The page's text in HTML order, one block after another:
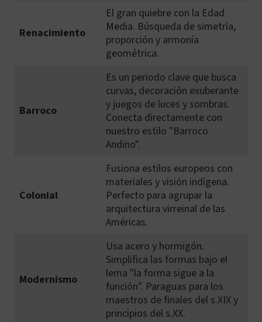
Renacimiento
El gran quiebre con la Edad
Media. Búsqueda de simetría,
proporción y armonía
geométrica.
Barroco
Es un periodo clave que busca
curvas, decoración exuberante
y juegos de luces y sombras.
Conecta directamente con
nuestro estilo "Barroco
Andino".
Colonial
Fusiona estilos europeos con
materiales y visión indígena.
Perfecto para agrupar la
arquitectura virreinal de las
Américas.
Modernismo
Usa acero y hormigón.
Simplifica las formas bajo el
lema "la forma sigue a la
función". Paraguas para los
maestros de finales del s.XIX y
principios del s.XX.